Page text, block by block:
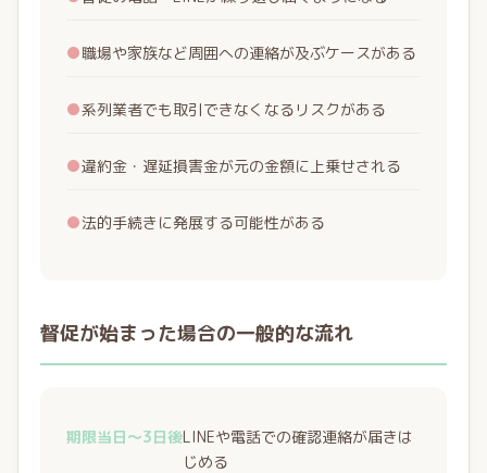
●職場や家族など周囲への連絡が及ぶケースがある
●系列業者でも取引できなくなるリスクがある
●違約金・遅延損害金が元の金額に上乗せされる
●法的手続きに発展する可能性がある
督促が始まった場合の一般的な流れ
期限当日〜3日後LINEや電話での確認連絡が届きは
じめる